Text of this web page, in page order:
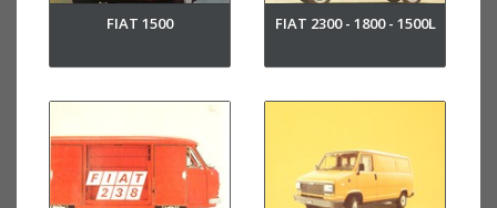
FIAT 1500 FIAT 2300 - 1800 - 1500L